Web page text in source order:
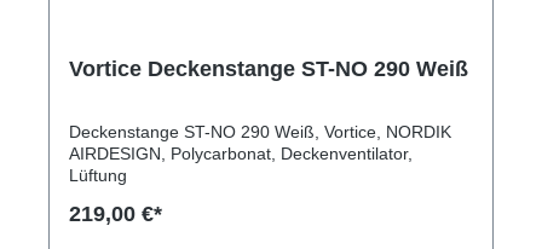
Vortice Deckenstange ST-NO 290 Weiß
Deckenstange ST-NO 290 Weiß, Vortice, NORDIK
AIRDESIGN, Polycarbonat, Deckenventilator,
Lüftung
219,00 €*